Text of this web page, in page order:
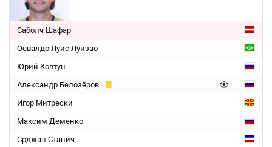
Саболч Шафар
Освалдо Луис Луизао
Юрий Ковтун
Александр Белозёров
Игор Митрески
Максим Деменко
Срджан Станич